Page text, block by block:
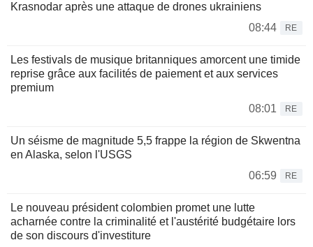
Krasnodar après une attaque de drones ukrainiens
08:44
RE
Les festivals de musique britanniques amorcent une timide
reprise grâce aux facilités de paiement et aux services
premium
08:01
RE
Un séisme de magnitude 5,5 frappe la région de Skwentna
en Alaska, selon l'USGS
06:59
RE
Le nouveau président colombien promet une lutte
acharnée contre la criminalité et l'austérité budgétaire lors
de son discours d'investiture